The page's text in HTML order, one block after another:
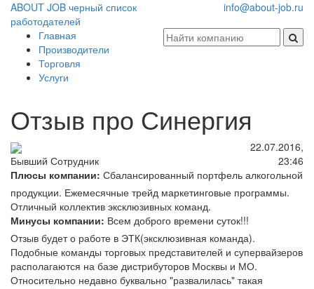
ABOUT JOB черный список
работодателей
info@about-job.ru
Главная
Производители
Торговля
Услуги
Отзыв про Синергия
Бывший Сотрудник
22.07.2016,
23:46
Плюсы компании: Сбалансированный портфель алкогольной
продукции. Ежемесячные трейд маркетинговые программы.
Отличный коллектив эксклюзивных команд.
Минусы компании: Всем доброго времени суток!!!
Отзыв будет о работе в ЭТК(эксклюзивная команда).
Подобные команды торговых представителей и супервайзеров
располагаются на базе дистрибуторов Москвы и МО.
Относительно недавно буквально "развалилась" такая